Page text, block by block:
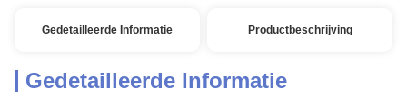
Gedetailleerde Informatie Productbeschrijving
Gedetailleerde Informatie